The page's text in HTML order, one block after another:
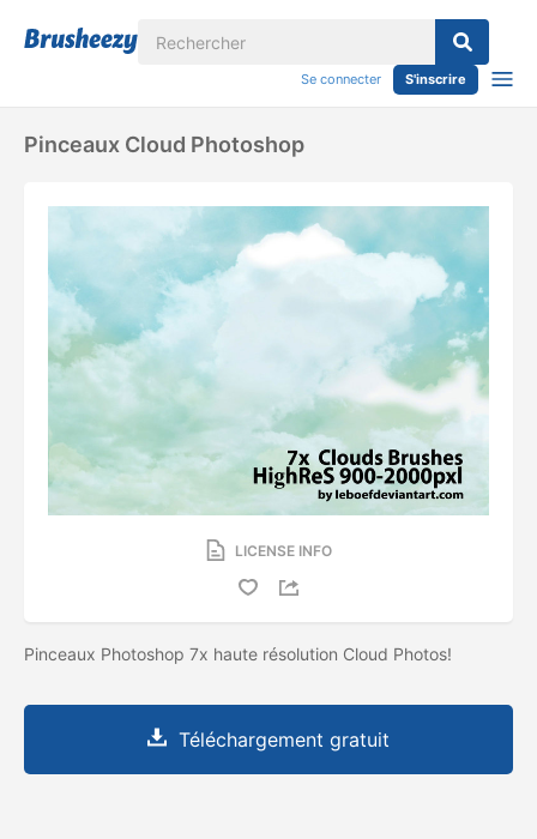
Se connecter S'inscrire
Pinceaux Cloud Photoshop
LICENSE INFO
Pinceaux Photoshop 7x haute résolution Cloud Photos!
Téléchargement gratuit